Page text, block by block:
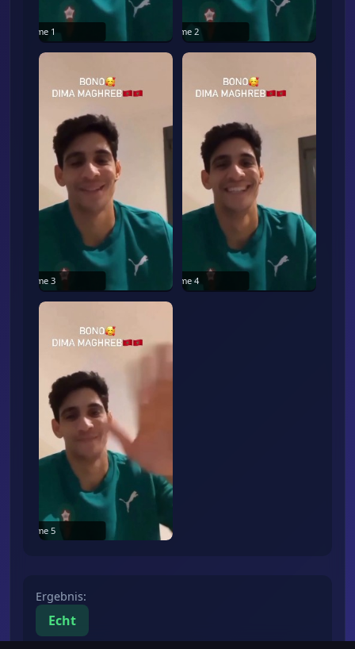
Frame 1 Frame 2
Frame 3 Frame 4
Frame 5
Ergebnis:
Echt